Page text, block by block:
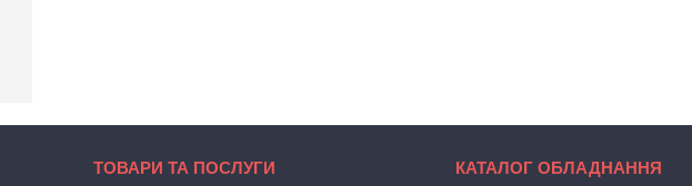
ТОВАРИ ТА ПОСЛУГИ КАТАЛОГ ОБЛАДНАННЯ